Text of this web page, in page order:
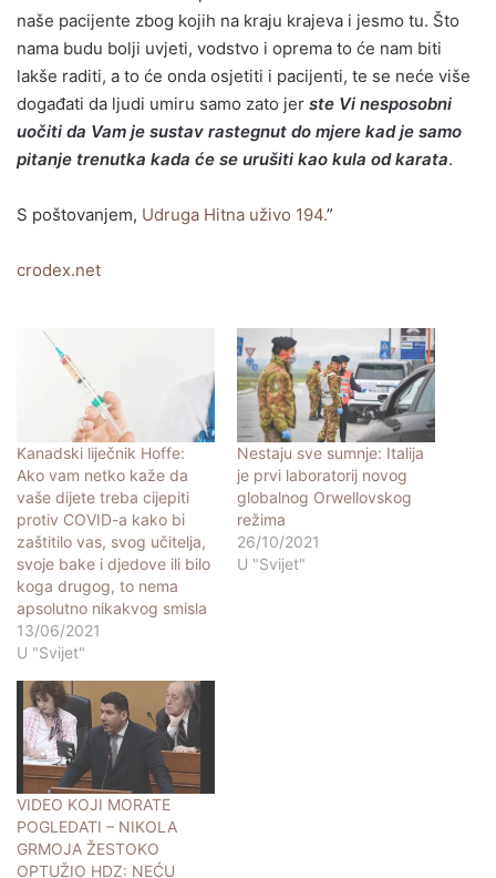
naše pacijente zbog kojih na kraju krajeva i jesmo tu. Što
nama budu bolji uvjeti, vodstvo i oprema to će nam biti
lakše raditi, a to će onda osjetiti i pacijenti, te se neće više
događati da ljudi umiru samo zato jer ste Vi nesposobni
uočiti da Vam je sustav rastegnut do mjere kad je samo
pitanje trenutka kada će se urušiti kao kula od karata.
S poštovanjem, Udruga Hitna uživo 194.”
crodex.net
Kanadski liječnik Hoffe:
Ako vam netko kaže da
vaše dijete treba cijepiti
protiv COVID-a kako bi
zaštitilo vas, svog učitelja,
svoje bake i djedove ili bilo
koga drugog, to nema
apsolutno nikakvog smisla
13/06/2021
U "Svijet"
Nestaju sve sumnje: Italija
je prvi laboratorij novog
globalnog Orwellovskog
režima
26/10/2021
U "Svijet"
VIDEO KOJI MORATE
POGLEDATI – NIKOLA
GRMOJA ŽESTOKO
OPTUŽIO HDZ: NEĆU